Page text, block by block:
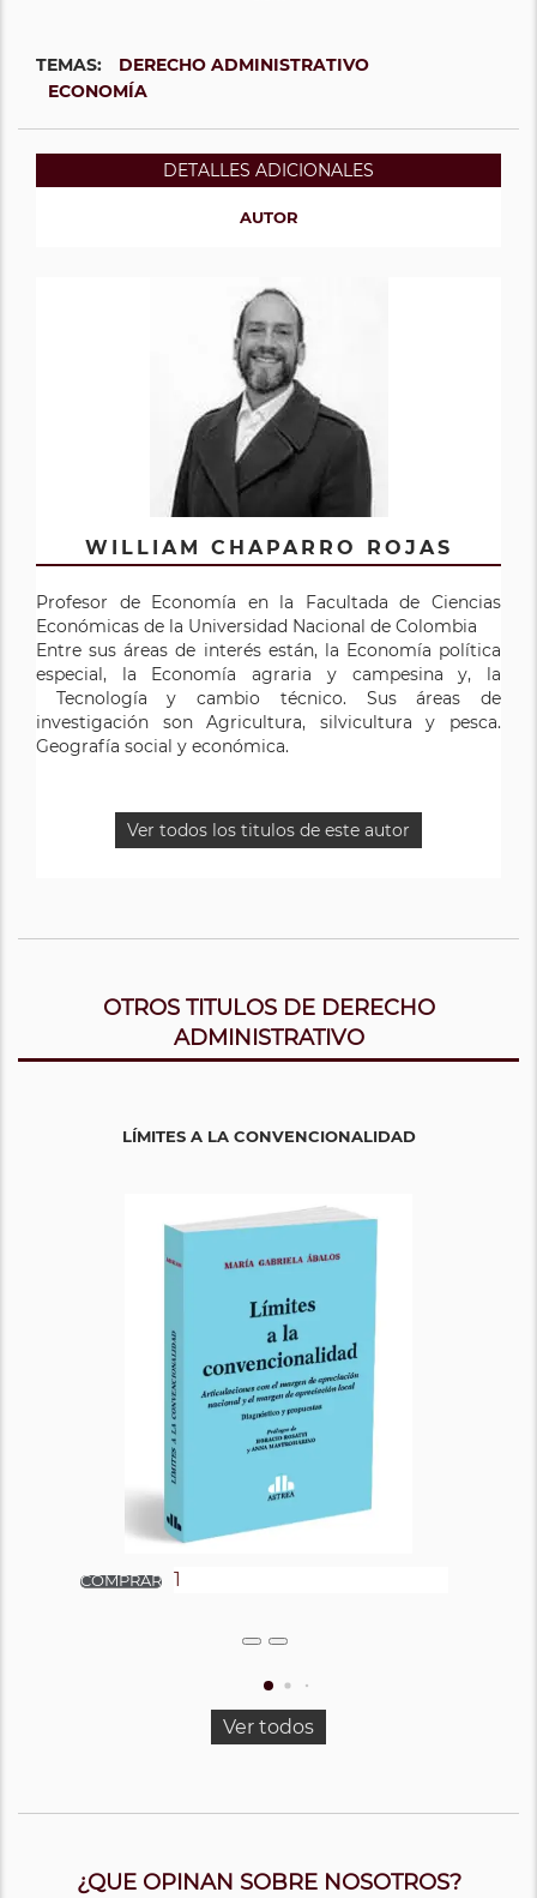
TEMAS:
DERECHO ADMINISTRATIVO
ECONOMÍA
DETALLES ADICIONALES
AUTOR
WILLIAM CHAPARRO ROJAS
Profesor de Economía en la Facultada de Ciencias
Económicas de la Universidad Nacional de Colombia
Entre sus áreas de interés están, la Economía política
especial, la Economía agraria y campesina y, la
Tecnología y cambio técnico. Sus áreas de
investigación son Agricultura, silvicultura y pesca.
Geografía social y económica.
Ver todos los titulos de este autor
OTROS TITULOS DE DERECHO
ADMINISTRATIVO
LÍMITES A LA CONVENCIONALIDAD
Ver todos
¿QUE OPINAN SOBRE NOSOTROS?